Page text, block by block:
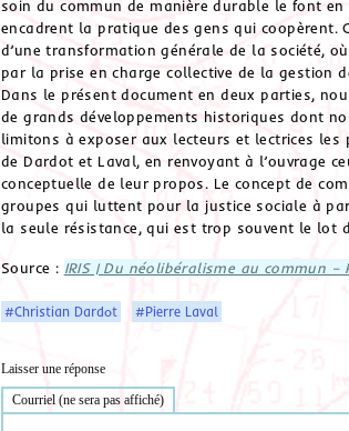
soin du commun de manière durable le font
encadrent la pratique des gens qui coopèrent.
d’une transformation générale de la société,
par la prise en charge collective de la gestion
Dans le présent document en deux parties,
de grands développements historiques dont
limitons à exposer aux lecteurs et lectrices
de Dardot et Laval, en renvoyant à l’ouvrage
conceptuelle de leur propos. Le concept de
groupes qui luttent pour la justice sociale à
la seule résistance, qui est trop souvent le lot
Source : IRIS | Du néolibéralisme au commun –
#Christian Dardot #Pierre Laval
Laisser une réponse
Courriel (ne sera pas affiché)